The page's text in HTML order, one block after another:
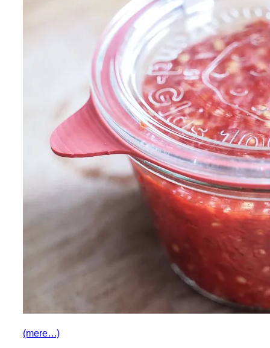
(mere…)